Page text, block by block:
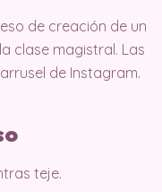
de creación de un
clase magistral. Las
de Instagram.
teje.